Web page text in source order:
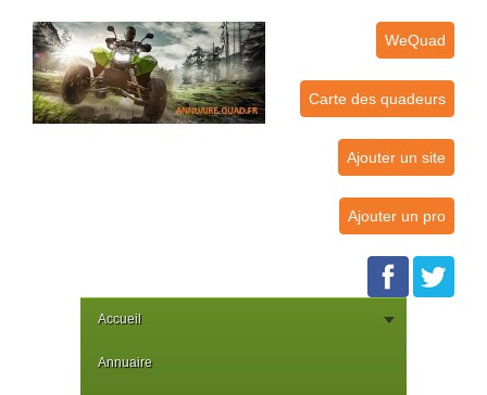
WeQuad
Carte des quadeurs
Ajouter un site
Ajouter un pro
Accueil
Annuaire